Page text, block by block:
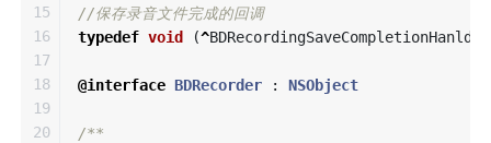
15
16
17
18
19
20
//保存录音文件完成的回调
typedef void (^BDRecordingSaveCompletionHanlder
@interface BDRecorder : NSObject
/**